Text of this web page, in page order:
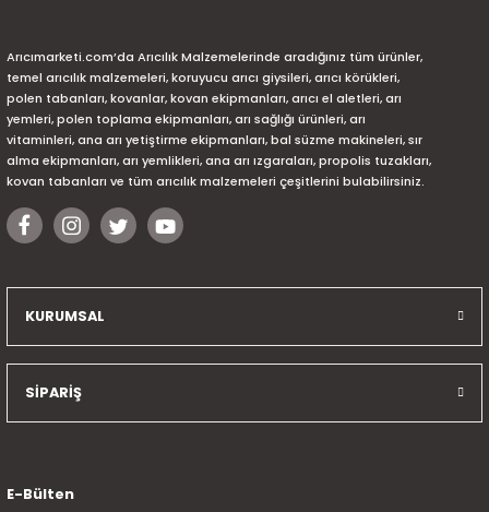
Arıcımarketi.com’da Arıcılık Malzemelerinde aradığınız tüm ürünler,
temel arıcılık malzemeleri, koruyucu arıcı giysileri, arıcı körükleri,
polen tabanları, kovanlar, kovan ekipmanları, arıcı el aletleri, arı
yemleri, polen toplama ekipmanları, arı sağlığı ürünleri, arı
vitaminleri, ana arı yetiştirme ekipmanları, bal süzme makineleri, sır
alma ekipmanları, arı yemlikleri, ana arı ızgaraları, propolis tuzakları,
kovan tabanları ve tüm arıcılık malzemeleri çeşitlerini bulabilirsiniz.
KURUMSAL
SİPARİŞ
E-Bülten